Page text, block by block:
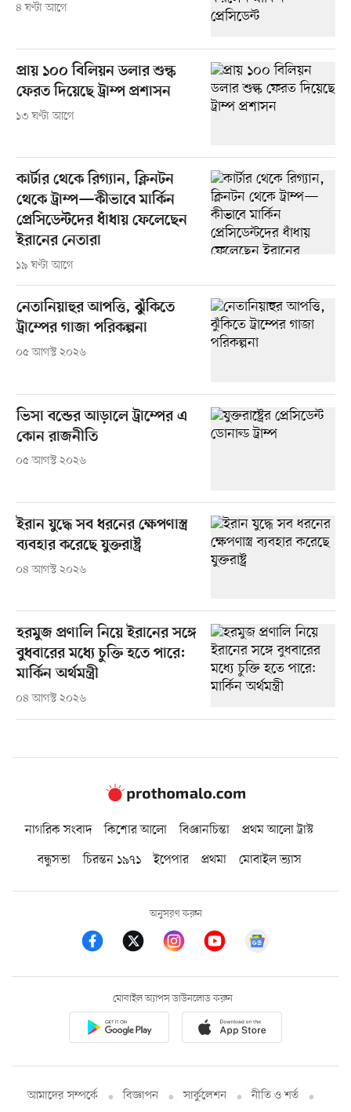
৪ ঘণ্টা আগে
প্রায় ১০০ বিলিয়ন ডলার শুল্ক
ফেরত দিয়েছে ট্রাম্প প্রশাসন
১৩ ঘণ্টা আগে
কার্টার থেকে রিগ্যান, ক্লিনটন
থেকে ট্রাম্প—কীভাবে মার্কিন
প্রেসিডেন্টদের ধাঁধায় ফেলেছেন
ইরানের নেতারা
১৯ ঘণ্টা আগে
নেতানিয়াহুর আপত্তি, ঝুঁকিতে
ট্রাম্পের গাজা পরিকল্পনা
০৫ আগস্ট ২০২৬
ভিসা বন্ডের আড়ালে ট্রাম্পের এ
কোন রাজনীতি
০৫ আগস্ট ২০২৬
ইরান যুদ্ধে সব ধরনের ক্ষেপণাস্ত্র
ব্যবহার করেছে যুক্তরাষ্ট্র
০৪ আগস্ট ২০২৬
হরমুজ প্রণালি নিয়ে ইরানের সঙ্গে
বুধবারের মধ্যে চুক্তি হতে পারে:
মার্কিন অর্থমন্ত্রী
০৪ আগস্ট ২০২৬
নাগরিক সংবাদ কিশোর আলো বিজ্ঞানচিন্তা
প্রথম আলো ট্রাস্ট
বন্ধুসভা
চিরন্তন ১৯৭১ ইপেপার প্রথমা মোবাইল ভ্যাস
অনুসরণ করুন
মোবাইল অ্যাপস ডাউনলোড করুন
আমাদের সম্পর্কে বিজ্ঞাপন সার্কুলেশন নীতি ও শর্ত